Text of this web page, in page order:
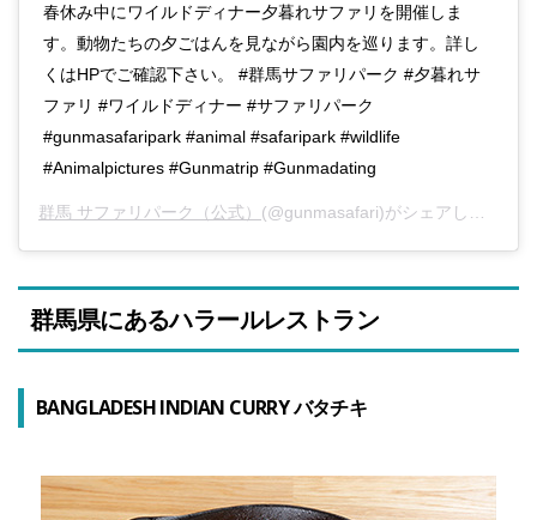
春休み中にワイルドディナー夕暮れサファリを開催しま
す。動物たちの夕ごはんを見ながら園内を巡ります。詳し
くはHPでご確認下さい。 #群馬サファリパーク #夕暮れサ
ファリ #ワイルドディナー #サファリパーク
#gunmasafaripark #animal #safaripark #wildlife
#Animalpictures #Gunmatrip #Gunmadating
群馬 サファリパーク（公式） (@gunmasafari)がシェアした投稿 –
群馬県にあるハラールレストラン
BANGLADESH INDIAN CURRY バタチキ